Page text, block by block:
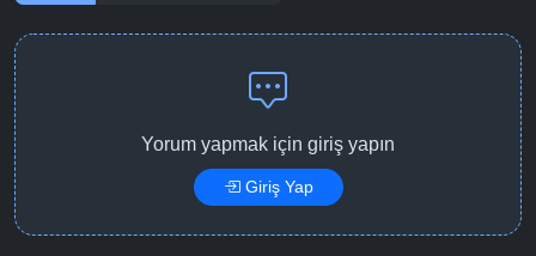
Yorum yapmak için giriş yapın
Giriş Yap